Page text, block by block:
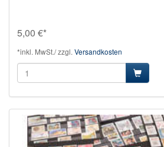
5,00 €*
*inkl. MwSt./ zzgl. Versandkosten